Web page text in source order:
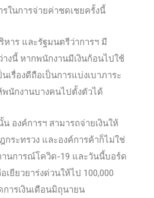
ในการจ่ายค่าชดเชยครั้งนี้
าร และรัฐมนตรีว่าการฯ มี
างนี้ หากพนักงานมีเงินก้อนไปใช้
เรื่องดีถือเป็นการแบ่งเบาภาระ
นักงานบางคนไปตั้งตัวได้
องค์การฯ สามารถจ่ายเงินให้
ระทรวง และองค์การค้าก็ไม่ใช่
นการณ์โควิด-19 และวันนี้บอร์ด
เยียวยาร่งด่วนให้ไป 100,000
ารเงินเดือนมิถุนายน